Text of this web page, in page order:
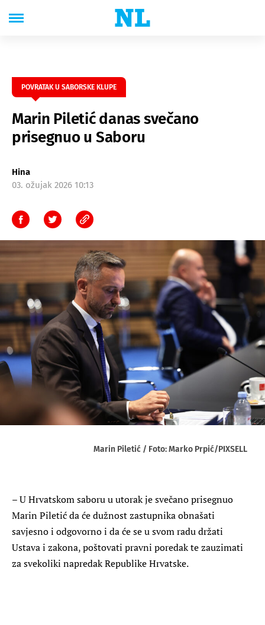
POVRATAK U SABORSKE KLUPE
Marin Piletić danas svečano
prisegnuo u Saboru
Hina
03. ožujak 2026 10:13
Marin Piletić / Foto: Marko Prpić/PIXSELL
– U Hrvatskom saboru u utorak je svečano prisegnuo
Marin Piletić da će dužnost zastupnika obnašati
savjesno i odgovorno i da će se u svom radu držati
Ustava i zakona, poštovati pravni poredak te zauzimati
za svekoliki napredak Republike Hrvatske.